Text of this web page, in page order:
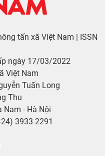
tấn xã Việt Nam | ISSN
ngày 17/03/2022
Việt Nam
Tuấn Long
Thu
Nam - Hà Nội
3933 2291